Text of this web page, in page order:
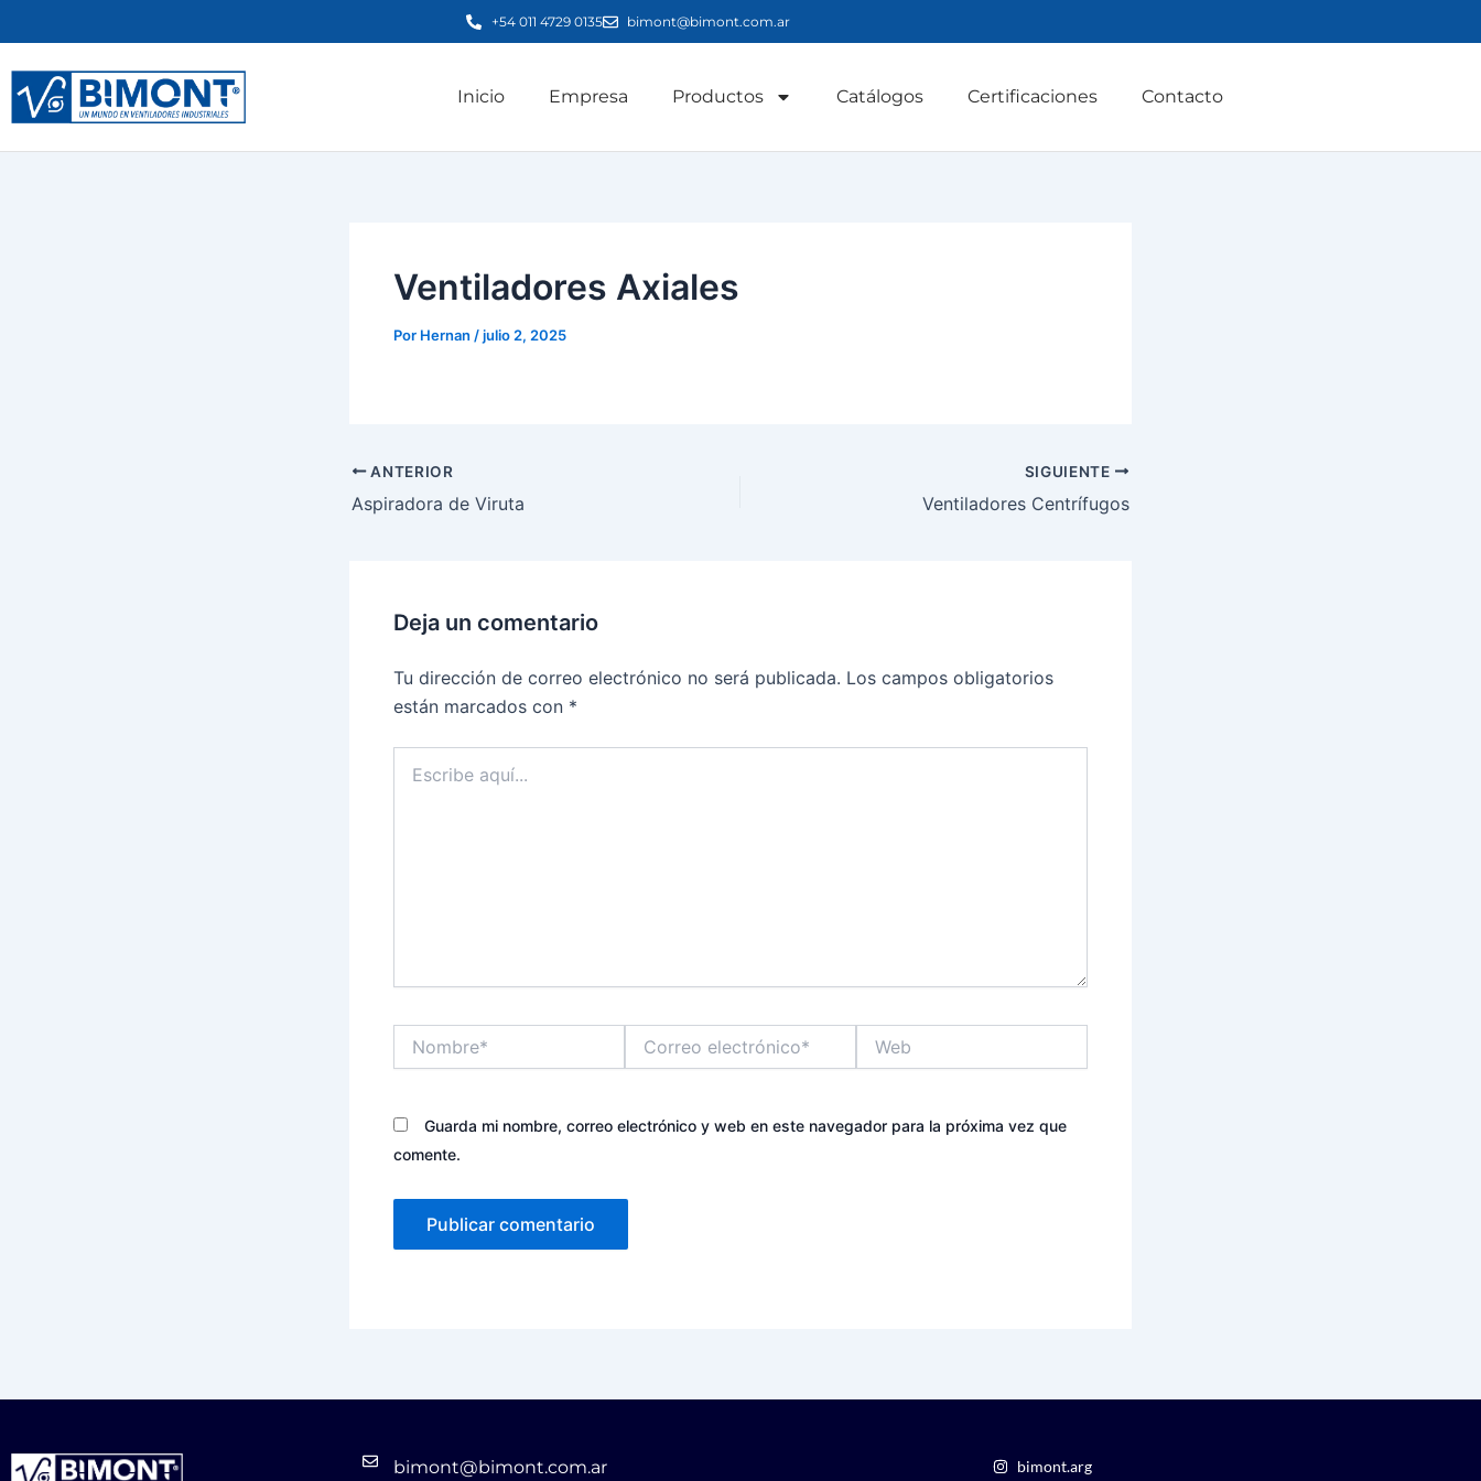
al
contenido
+54 011 4729 0135 bimont@bimont.com.ar
Inicio Empresa Productos Catálogos Certificaciones Contacto
Ventiladores Axiales
Por Hernan /julio 2, 2025
ANTERIOR
Aspiradora de Viruta
SIGUIENTE
Ventiladores Centrífugos
Deja un comentario
Tu dirección de correo electrónico no será publicada. Los campos obligatorios
están marcados con *
aquí...
electrónico*
Guarda mi nombre, correo electrónico y web en este navegador para la próxima vez que
comente.
bimont@bimont.com.ar bimont.arg